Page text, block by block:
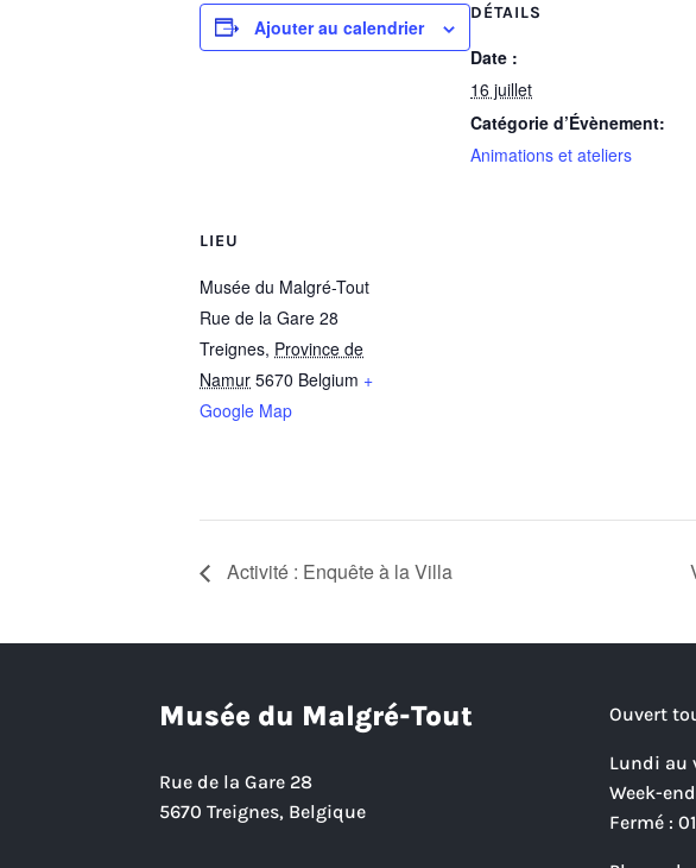
Ajouter au calendrier
DÉTAILS
Date :
16 juillet
Catégorie d’Évènement:
Animations et ateliers
LIEU
Musée du Malgré-Tout
Rue de la Gare 28
Treignes, Province de
Namur 5670 Belgium +
Google Map
Activité : Enquête à la Villa
Musée du Malgré-Tout
Rue de la Gare 28
5670 Treignes, Belgique
Ouvert
Lundi au
Week-
Fermé :